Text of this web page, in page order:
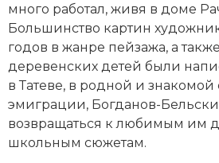
Южная Америка
много работал, живя в доме
Большинство картин
годов в жанре пейзажа, а
деревенских детей были
в Татеве, в родной и знакомой
эмиграции, Богданов-
возвращаться к любимым им
школьным сюжетам.